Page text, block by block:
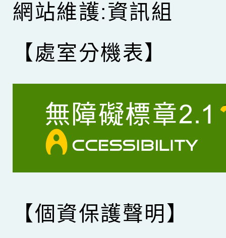
網站維護:資訊組
【處室分機表】
【個資保護聲明】